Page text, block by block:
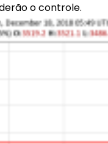
o controle.